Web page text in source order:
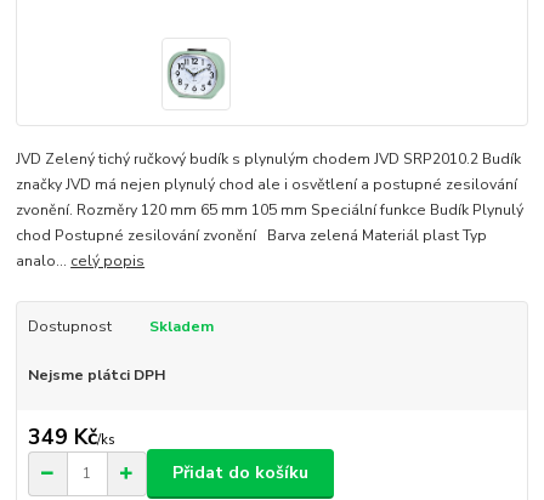
JVD Zelený tichý ručkový budík s plynulým chodem JVD SRP2010.2 Budík
značky JVD má nejen plynulý chod ale i osvětlení a postupné zesilování
zvonění. Rozměry 120 mm 65 mm 105 mm Speciální funkce Budík Plynulý
chod Postupné zesilování zvonění Barva zelená Materiál plast Typ
analo... celý popis
Dostupnost Skladem
Nejsme plátci DPH
349 Kč/ks
Přidat do košíku